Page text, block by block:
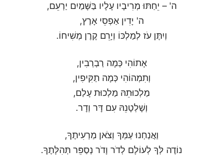
ה' – יֵחַתּוּ מְרִיבָיו עָלָיו בַּשָּׁמַיִם יַרְעֵם,
ה' יָדִין אַפְסֵי אָרֶץ,
וְיִתֶּן עֹז לְמַלְכּוֹ וְיָרֵם קֶרֶן מְשִׁיחוֹ.
אָתוֹהִי כְּמָה רַבְרְבִין,
וְתִמְהוֹהִי כְּמָה תַקִּיפִין,
מַלְכוּתֵהּ מַלְכוּת עָלַם,
וְשָׁלְטָנֵהּ עִם דָּר וְדָר.
וַאֲנַחְנוּ עַמְּךָ וְצֹאן מַרְעִיתֶךָ,
נוֹדֶה לְּךָ לְעוֹלָם לְדֹר וָדֹר נְסַפֵּר תְּהִלָּתֶךָ.